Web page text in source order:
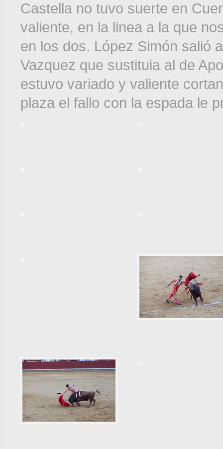
Castella no tuvo suerte en
valiente, en la linea a la que
en los dos. López Simón salió
Vazquez que sustituia al de
estuvo variado y valiente
plaza el fallo con la espada le